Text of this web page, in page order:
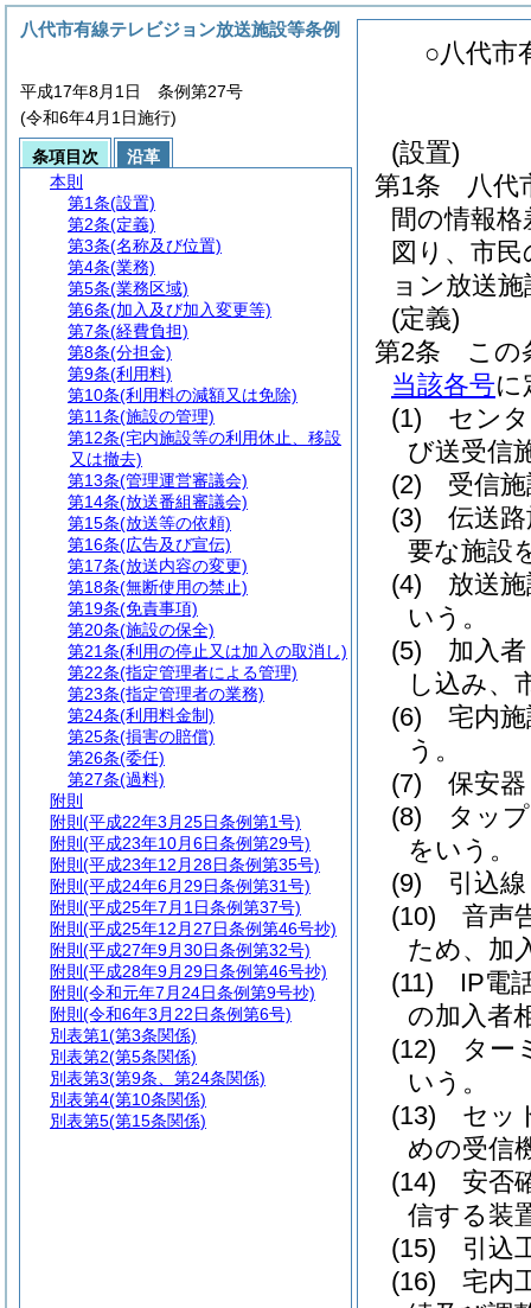
○八代市
(設置)
第1条
八代
間の情報
図り、市
ョン放送施
(定義)
第2条
この
当該各号に
(1)
セン
び送受信
(2)
受信
(3)
伝送
要な施設
(4)
放送
いう。
(5)
加入
し込み、
(6)
宅内
う。
(7)
保安
(8)
タッ
をいう。
(9)
引込
(10)
音声
ため、加
(11)
IP
の加入者
(12)
ター
いう。
(13)
セッ
めの受信
(14)
安否
信する装
(15)
引込
(16)
宅内
八代市有線テレビジョン放送施設等条例
平成17年8月1日 条例第27号
(令和6年4月1日施行)
条項目次
沿革
本則
第1条(設置)
第2条(定義)
第3条(名称及び位置)
第4条(業務)
第5条(業務区域)
第6条(加入及び加入変更等)
第7条(経費負担)
第8条(分担金)
第9条(利用料)
第10条(利用料の減額又は免除)
第11条(施設の管理)
第12条(宅内施設等の利用休止、移設
又は撤去)
第13条(管理運営審議会)
第14条(放送番組審議会)
第15条(放送等の依頼)
第16条(広告及び宣伝)
第17条(放送内容の変更)
第18条(無断使用の禁止)
第19条(免責事項)
第20条(施設の保全)
第21条(利用の停止又は加入の取消し)
第22条(指定管理者による管理)
第23条(指定管理者の業務)
第24条(利用料金制)
第25条(損害の賠償)
第26条(委任)
第27条(過料)
附則
附則 (平成22年3月25日条例第1号)
附則 (平成23年10月6日条例第29号)
附則 (平成23年12月28日条例第35号)
附則 (平成24年6月29日条例第31号)
附則 (平成25年7月1日条例第37号)
附則 (平成25年12月27日条例第46号抄)
附則 (平成27年9月30日条例第32号)
附則 (平成28年9月29日条例第46号抄)
附則 (令和元年7月24日条例第9号抄)
附則 (令和6年3月22日条例第6号)
別表第1(第3条関係)
別表第2(第5条関係)
別表第3(第9条、第24条関係)
別表第4(第10条関係)
別表第5(第15条関係)